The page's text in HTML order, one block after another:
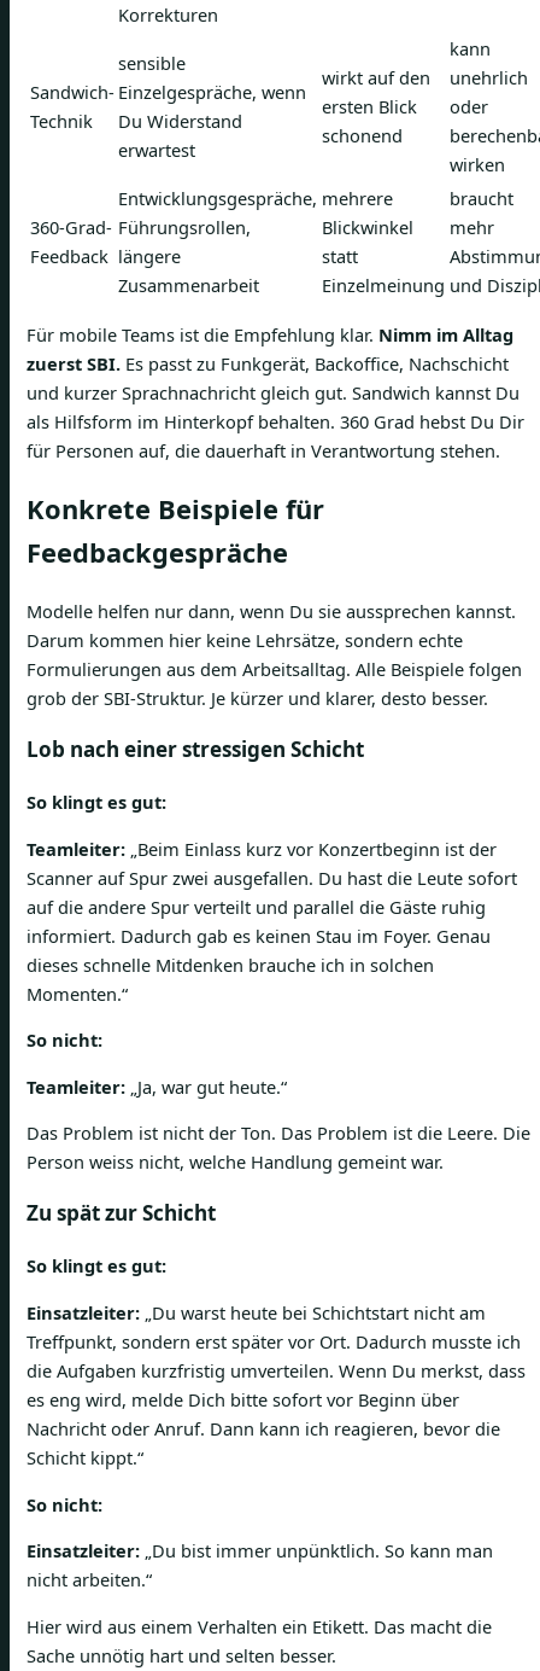
Korrekturen
Sandwich-
Technik
sensible
Einzelgespräche, wenn
Du Widerstand
erwartest
wirkt auf den
ersten Blick
schonend
kann
unehrlich
oder
wirken
360-Grad-
Feedback
Entwicklungsgespräche,
Führungsrollen,
längere
Zusammenarbeit
mehrere
Blickwinkel
statt
Einzelmeinung
braucht
mehr
und
Für mobile Teams ist die Empfehlung klar. Nimm im Alltag
zuerst SBI. Es passt zu Funkgerät, Backoffice, Nachschicht
und kurzer Sprachnachricht gleich gut. Sandwich kannst Du
als Hilfsform im Hinterkopf behalten. 360 Grad hebst Du Dir
für Personen auf, die dauerhaft in Verantwortung stehen.
Konkrete Beispiele für
Feedbackgespräche
Modelle helfen nur dann, wenn Du sie aussprechen kannst.
Darum kommen hier keine Lehrsätze, sondern echte
Formulierungen aus dem Arbeitsalltag. Alle Beispiele folgen
grob der SBI-Struktur. Je kürzer und klarer, desto besser.
Lob nach einer stressigen Schicht
So klingt es gut:
Teamleiter: „Beim Einlass kurz vor Konzertbeginn ist der
Scanner auf Spur zwei ausgefallen. Du hast die Leute sofort
auf die andere Spur verteilt und parallel die Gäste ruhig
informiert. Dadurch gab es keinen Stau im Foyer. Genau
dieses schnelle Mitdenken brauche ich in solchen
Momenten.“
So nicht:
Teamleiter: „Ja, war gut heute.“
Das Problem ist nicht der Ton. Das Problem ist die Leere. Die
Person weiss nicht, welche Handlung gemeint war.
Zu spät zur Schicht
So klingt es gut:
Einsatzleiter: „Du warst heute bei Schichtstart nicht am
Treffpunkt, sondern erst später vor Ort. Dadurch musste ich
die Aufgaben kurzfristig umverteilen. Wenn Du merkst, dass
es eng wird, melde Dich bitte sofort vor Beginn über
Nachricht oder Anruf. Dann kann ich reagieren, bevor die
Schicht kippt.“
So nicht:
Einsatzleiter: „Du bist immer unpünktlich. So kann man
nicht arbeiten.“
Hier wird aus einem Verhalten ein Etikett. Das macht die
Sache unnötig hart und selten besser.